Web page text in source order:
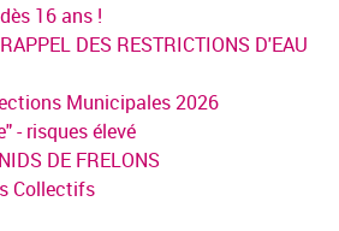
16 ans !
DES RESTRICTIONS D'EAU
Municipales 2026
- risques élevé
DE FRELONS
Collectifs